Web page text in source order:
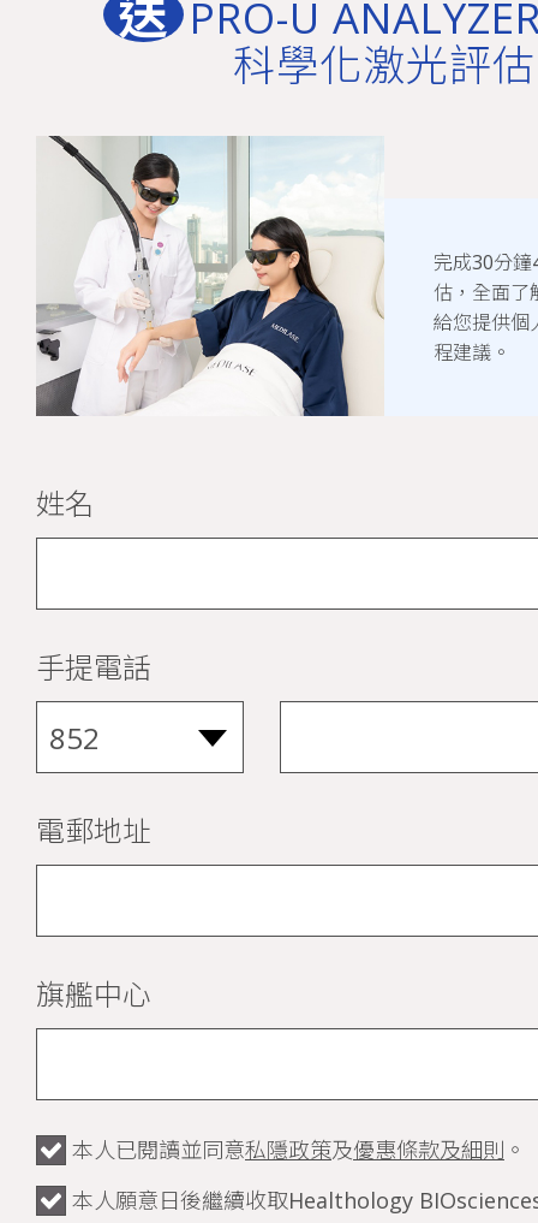
PRO-U
科學化激光評估
完成30分
估，全面了
給您提供個
程建議。
姓名
手提電話
電郵地址
旗艦中心
本人已閱讀並同意私隱政策及優惠條款及細則 。
本人願意日後繼續收取Healthology